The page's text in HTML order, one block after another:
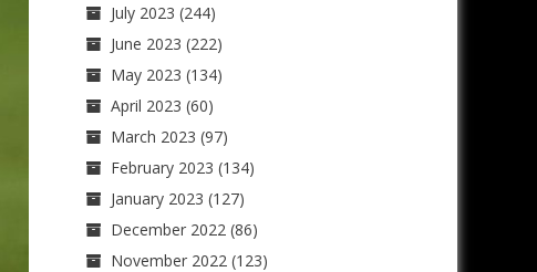
July 2023 (244)
June 2023 (222)
May 2023 (134)
April 2023 (60)
March 2023 (97)
February 2023 (134)
January 2023 (127)
December 2022(86)
November 2022(123)